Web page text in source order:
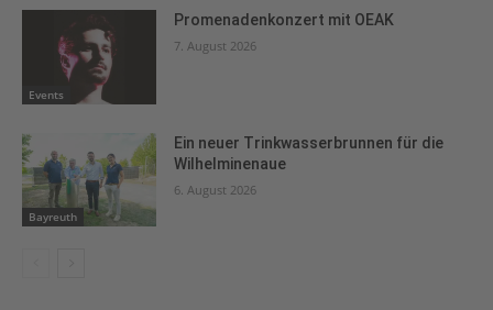
Events
Promenadenkonzert mit OEAK
7. August 2026
Bayreuth
Ein neuer Trinkwasserbrunnen für die
Wilhelminenaue
6. August 2026